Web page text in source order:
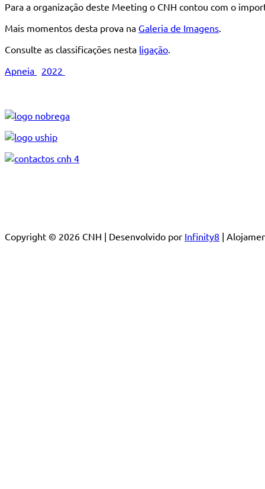
Para a organização deste Meeting o CNH contou com o
Mais momentos desta prova na Galeria de Imagens.
Consulte as classificações nesta ligação.
Apneia
2022
Copyright © 2026 CNH | Desenvolvido por Infinity8 |